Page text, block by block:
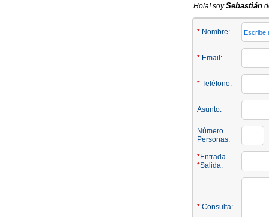
Hola! soySebastián
* Nombre:
* Email:
* Teléfono:
Asunto:
Número
Personas:
*Entrada
*Salida:
* Consulta: